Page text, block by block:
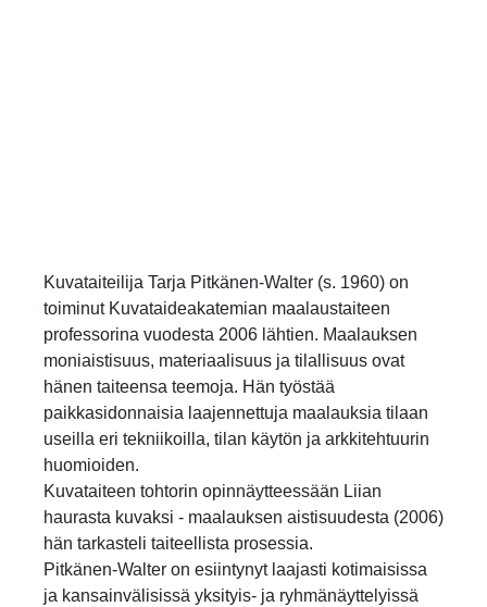
Kuvataiteilija Tarja Pitkänen-Walter (s. 1960) on
toiminut Kuvataideakatemian maalaustaiteen
professorina vuodesta 2006 lähtien. Maalauksen
moniaistisuus, materiaalisuus ja tilallisuus ovat
hänen taiteensa teemoja. Hän työstää
paikkasidonnaisia laajennettuja maalauksia tilaan
useilla eri tekniikoilla, tilan käytön ja arkkitehtuurin
huomioiden.
Kuvataiteen tohtorin opinnäytteessään Liian
haurasta kuvaksi - maalauksen aistisuudesta (2006)
hän tarkasteli taiteellista prosessia.
Pitkänen-Walter on esiintynyt laajasti kotimaisissa
ja kansainvälisissä yksityis- ja ryhmänäyttelyissä